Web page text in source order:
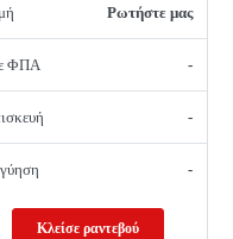
Ρωτήστε μας
ΦΠΑ -
-
-
Κλείσε ραντεβού